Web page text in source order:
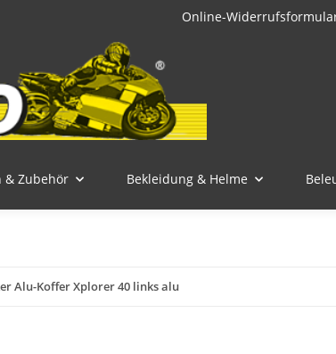
Online-
& Zubehör Bekleidung & Helme
Alu-Koffer Xplorer 40 links alu